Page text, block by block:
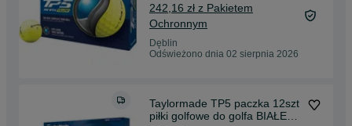
242,16 zł z Pakietem
Ochronnym
Dęblin
Odświeżono dnia 02 sierpnia 2026
Taylormade TP5 paczka 12szt
piłki golfowe do golfa BIAŁE